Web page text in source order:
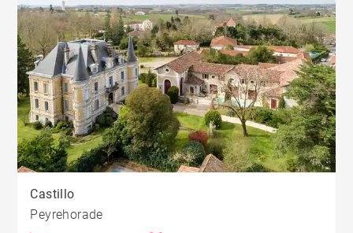
Castillo
Peyrehorade